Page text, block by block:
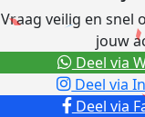
Vraag veilig en snel
jouw
Deel via
Deel via
Deel via